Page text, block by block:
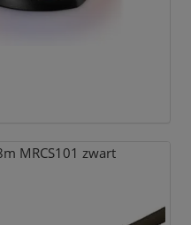
MRCS101 zwart